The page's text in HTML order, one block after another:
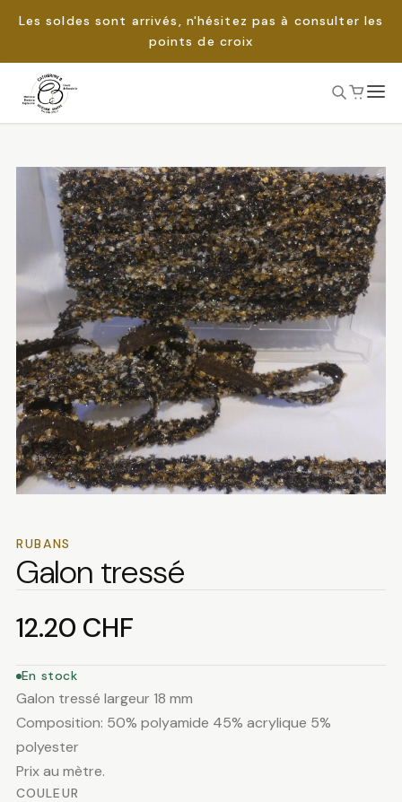
Les soldes sont arrivés, n'hésitez pas à consulter les
points de croix
Passer
RUBANS
Galon tressé
12.20 CHF
En stock
Galon tressé largeur 18 mm
Composition: 50% polyamide 45% acrylique 5%
polyester
Prix au mètre.
COULEUR